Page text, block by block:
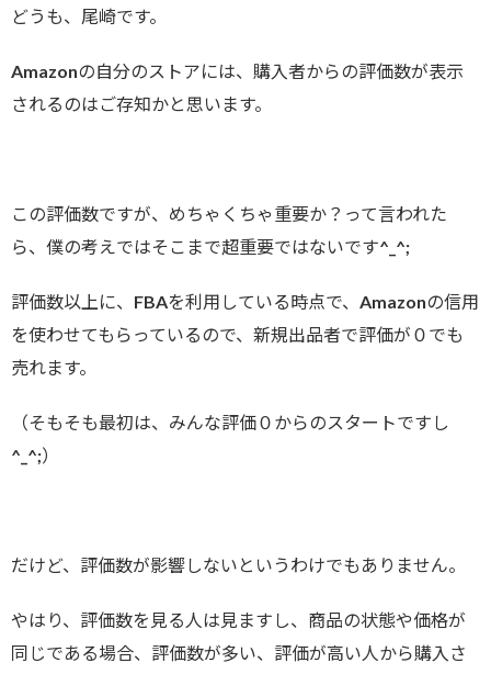
どうも、尾崎です。
Amazonの自分のストアには、購入者からの評価数が表示
されるのはご存知かと思います。
この評価数ですが、めちゃくちゃ重要か？って言われた
ら、僕の考えではそこまで超重要ではないです^_^;
評価数以上に、FBAを利用している時点で、Amazonの信用
を使わせてもらっているので、新規出品者で評価が０でも
売れます。
（そもそも最初は、みんな評価０からのスタートですし
^_^;）
だけど、評価数が影響しないというわけでもありません。
やはり、評価数を見る人は見ますし、商品の状態や価格が
同じである場合、評価数が多い、評価が高い人から購入さ